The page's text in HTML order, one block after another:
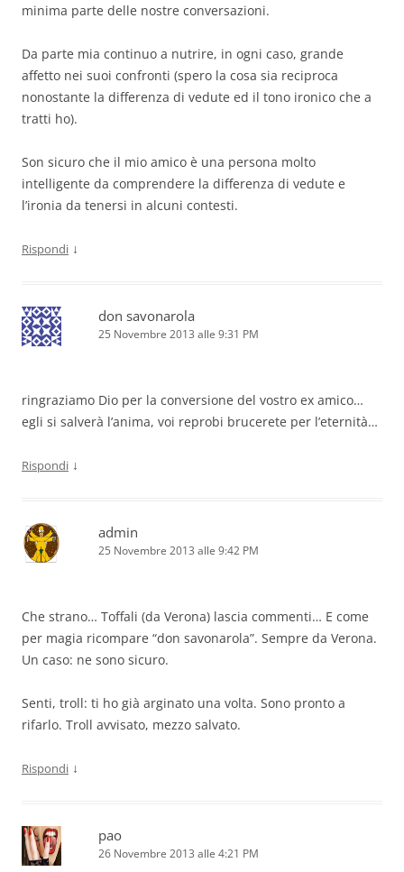
minima parte delle nostre conversazioni.
Da parte mia continuo a nutrire, in ogni caso, grande
affetto nei suoi confronti (spero la cosa sia reciproca
nonostante la differenza di vedute ed il tono ironico che a
tratti ho).
Son sicuro che il mio amico è una persona molto
intelligente da comprendere la differenza di vedute e
l’ironia da tenersi in alcuni contesti.
Rispondi ↓
don savonarola
25 Novembre 2013 alle 9:31 PM
ringraziamo Dio per la conversione del vostro ex amico…
egli si salverà l’anima, voi reprobi brucerete per l’eternità…
Rispondi ↓
admin
25 Novembre 2013 alle 9:42 PM
Che strano… Toffali (da Verona) lascia commenti… E come
per magia ricompare “don savonarola”. Sempre da Verona.
Un caso: ne sono sicuro.
Senti, troll: ti ho già arginato una volta. Sono pronto a
rifarlo. Troll avvisato, mezzo salvato.
Rispondi ↓
pao
26 Novembre 2013 alle 4:21 PM